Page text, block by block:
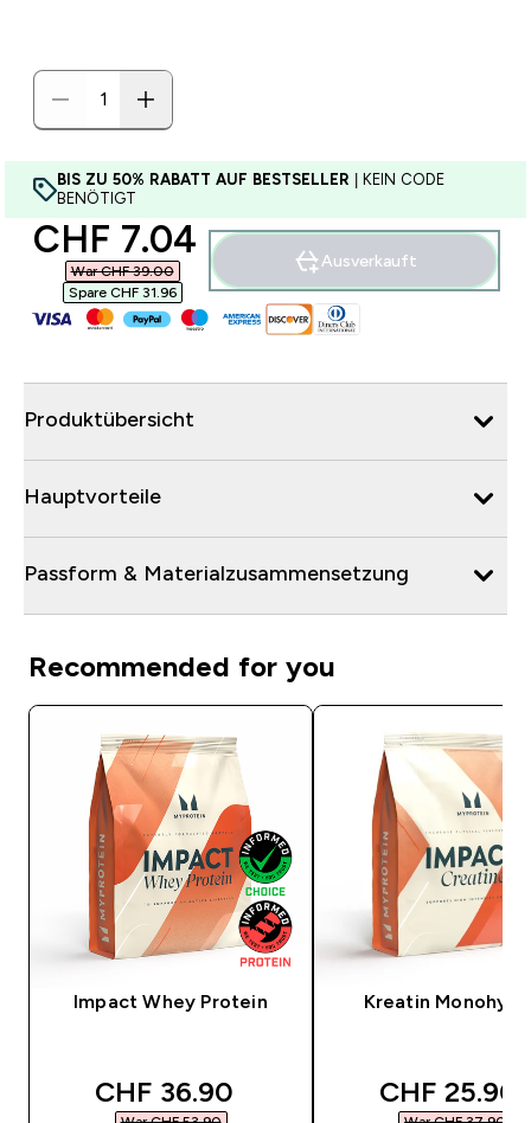
BIS ZU 50% RABATT AUF BESTSELLER | KEIN CODE
BENÖTIGT
discounted price
CHF 7.04‎
War CHF 39.00‎
Spare CHF 31.96‎
Ausverkauft
Produktübersicht
Hauptvorteile
Passform & Materialzusammensetzung
Recommended for you
Impact Whey Protein
discounted price
CHF 36.90‎
Kreatin
discounted
CHF 25.90‎